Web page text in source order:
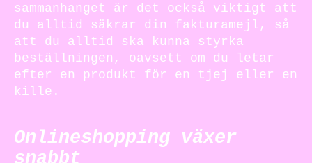
sammanhanget är det också viktigt att
du alltid säkrar din fakturamejl, så
att du alltid ska kunna styrka
beställningen, oavsett om du letar
efter en produkt för en tjej eller en
kille.
Onlineshopping växer